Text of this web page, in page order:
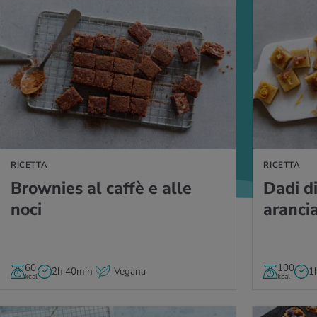
RICETTA
Bro­w­nies al caffè e alle
noci
60
kcal 2h 40min Vegana
RICETTA
RICETTA
Dadi
100
kcal
VAI ALLA